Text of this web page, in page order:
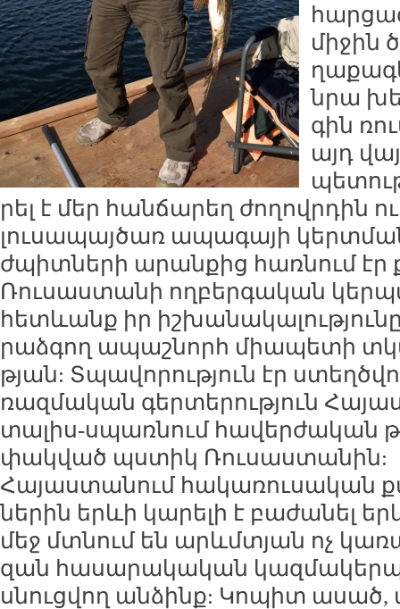
մի­ջին
նրա
գին
այդ
րել է մեր հան­ճա­րեղ ժո­ղովր­դին
լու­սա­պայ­ծառ ա­պա­գա­յի
ժպիտ­նե­րի ա­րան­քից հառ­նում էր
Ռու­սաս­տա­նի ող­բեր­գա­կան
հետևանք իր
րաձ­գող ա­պաշ­նորհ միա­պե­տի
թյան: Տպա­վո­րու­թյուն էր
ռազ­մա­կան գեր­տե­րու­թյուն
տա­լիս-սպառ­նում հա­վեր­ժա­կան
փակ­ված պս­տիկ Ռու­սաս­տա­նին:
Հա­յաս­տա­նում հա­կա­ռու­սա­կան
նե­րին երևի կա­րե­լի է բա­ժա­նել
մեջ մտ­նում են արևմտյան ոչ
զան հա­սա­րա­կա­կան
սնուց­վող ան­ձինք: Կո­պիտ